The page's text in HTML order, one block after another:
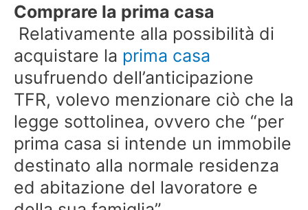
Comprare la prima casa
Relativamente alla possibilità di
acquistare la prima casa
usufruendo dell’anticipazione
TFR, volevo menzionare ciò che la
legge sottolinea, ovvero che “per
prima casa si intende un immobile
destinato alla normale residenza
ed abitazione del lavoratore e